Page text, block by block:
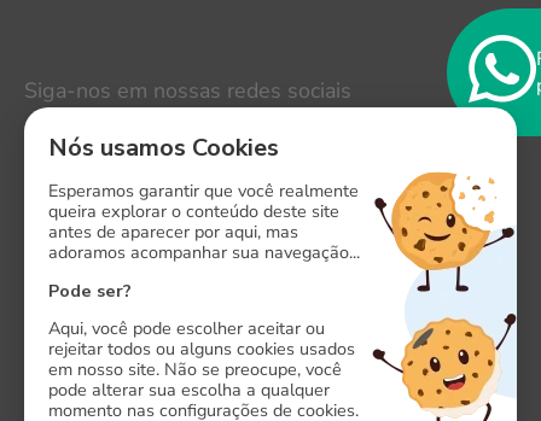
Siga-nos em nossas redes sociais
LinkedIn
Instagram
Facebook
X
Nós usamos Cookies
Esperamos garantir que você realmente
queira explorar o conteúdo deste site
antes de aparecer por aqui, mas
adoramos acompanhar sua navegação...
Pode ser?
Aqui, você pode escolher aceitar ou
rejeitar todos ou alguns cookies usados
em nosso site. Não se preocupe, você
pode alterar sua escolha a qualquer
momento nas configurações de cookies.